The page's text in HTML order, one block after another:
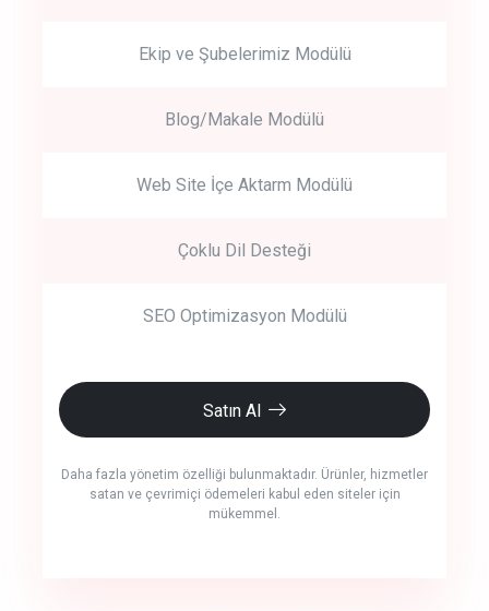
Ekip ve Şubelerimiz Modülü
Blog/Makale Modülü
Web Site İçe Aktarm Modülü
Çoklu Dil Desteği
SEO Optimizasyon Modülü
Satın Al
Daha fazla yönetim özelliği bulunmaktadır. Ürünler, hizmetler
satan ve çevrimiçi ödemeleri kabul eden siteler için
mükemmel.